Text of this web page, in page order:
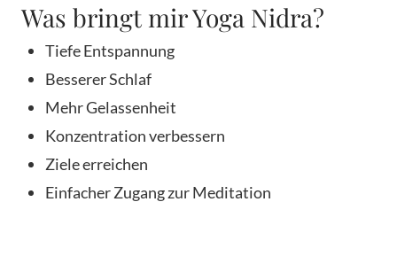
Was bringt mir Yoga Nidra?
Tiefe Entspannung
Besserer Schlaf
Mehr Gelassenheit
Konzentration verbessern
Ziele erreichen
Einfacher Zugang zur Meditation